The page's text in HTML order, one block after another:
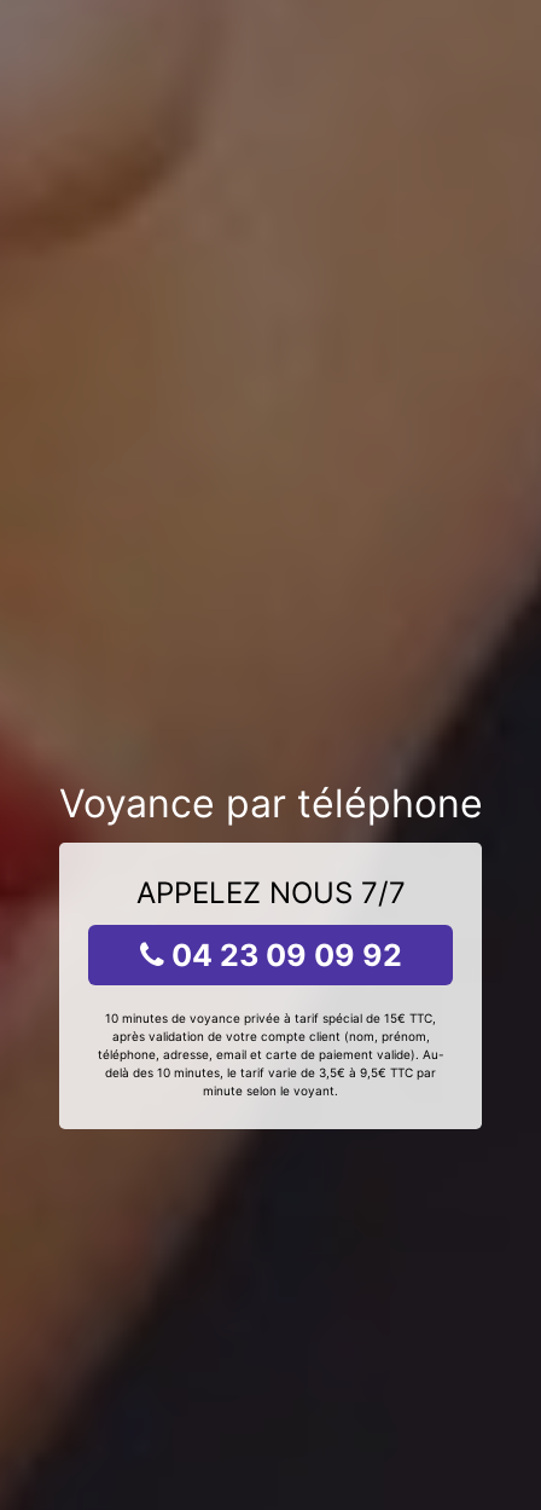
Voyance par téléphone
APPELEZ NOUS 7/7
04 23 09 09 92
10 minutes de voyance privée à tarif spécial de 15€ TTC,
après validation de votre compte client (nom, prénom,
téléphone, adresse, email et carte de paiement valide). Au-
delà des 10 minutes, le tarif varie de 3,5€ à 9,5€ TTC par
minute selon le voyant.